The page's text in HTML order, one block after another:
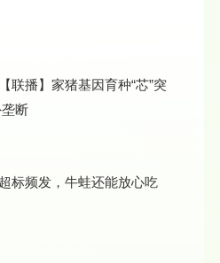
联播】家猪基因育种“芯”突
断
标频发，牛蛙还能放心吃